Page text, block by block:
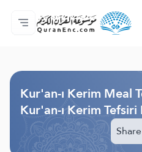
Anasayfa
Mealler Fihristi
Audio
Geliştirici Hizmetleri
Proje Hakkında
Biz bilen hab
Geçerli dil
Kur'an-ı Kerim Meal
Kur'an-ı Kerim
Share